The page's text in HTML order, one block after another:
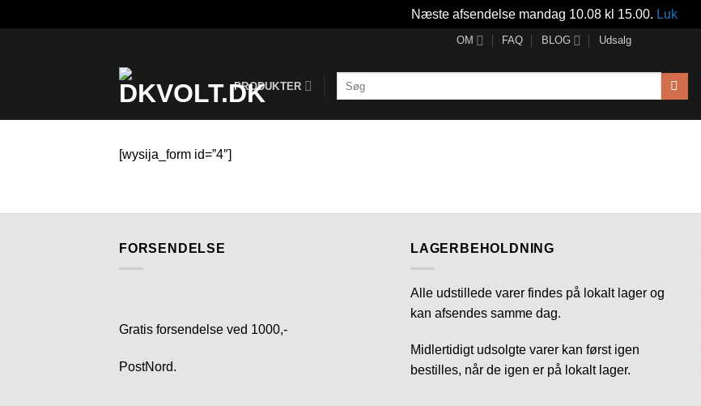
Næste afsendelse mandag 10.08 kl 15.00. Luk
OM FAQ BLOG Udsalg
PRODUKTER
efter:
[wysija_form id=”4″]
FORSENDELSE
Gratis forsendelse ved 1000,-
PostNord.
LAGERBEHOLDNING
Alle udstillede varer findes på lokalt lager og
kan afsendes samme dag.
Midlertidigt udsolgte varer kan først igen
bestilles, når de igen er på lokalt lager.